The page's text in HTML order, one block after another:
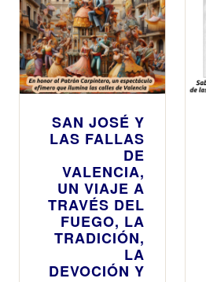
SAN JOSÉ Y
LAS FALLAS
DE
VALENCIA,
UN VIAJE A
TRAVÉS DEL
FUEGO, LA
TRADICIÓN,
LA
DEVOCIÓN Y